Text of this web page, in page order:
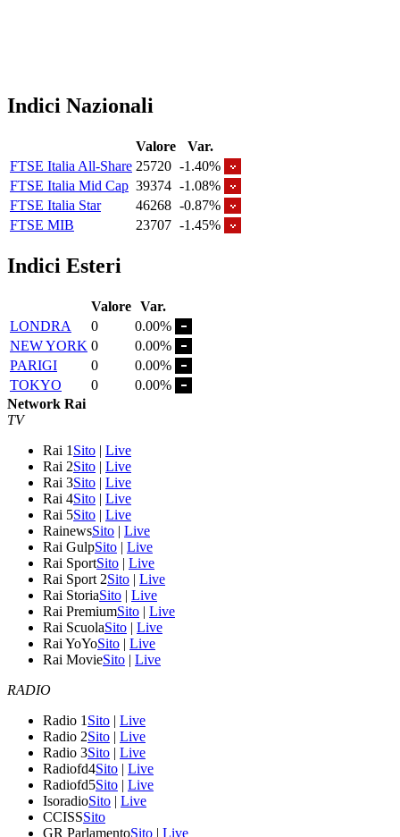
Indici Nazionali
Valore
Var.
FTSE Italia All-Share 25720 -1.40%
FTSE Italia Mid Cap 39374 -1.08%
FTSE Italia Star
46268 -0.87%
FTSE MIB
23707 -1.45%
Indici Esteri
Valore Var.
LONDRA
0
0.00%
NEW YORK 0
0.00%
PARIGI
0
0.00%
TOKYO
0
0.00%
Network Rai
TV
Rai 1 Sito | Live
Rai 2Sito | Live
Rai 3Sito | Live
Rai 4Sito | Live
Rai 5Sito | Live
RainewsSito | Live
Rai GulpSito | Live
Rai SportSito | Live
Rai Sport 2Sito | Live
Rai StoriaSito | Live
Rai PremiumSito | Live
Rai ScuolaSito | Live
Rai YoYoSito | Live
Rai MovieSito | Live
RADIO
Radio 1 Sito | Live
Radio 2Sito | Live
Radio 3Sito | Live
Radiofd4Sito | Live
Radiofd5Sito | Live
IsoradioSito | Live
CCISSSito
GR ParlamentoSito | Live